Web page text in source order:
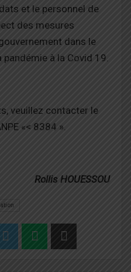
et le personnel de
des mesures
dans le
à la Covid 19.
veuillez contacter le
«< 8384 ».
Rollis HOUESSOU